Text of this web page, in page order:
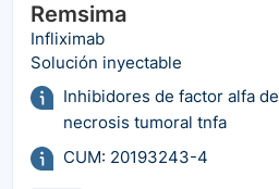
Remsima
Infliximab
Solución inyectable
Inhibidores de factor alfa de
necrosis tumoral tnfa
CUM: 20193243-4